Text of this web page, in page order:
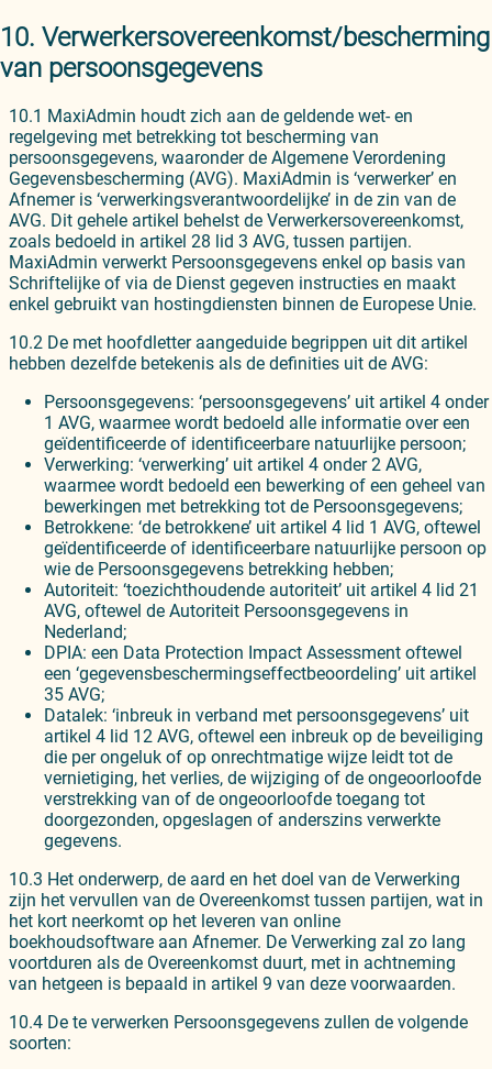
10. Verwerkersovereenkomst/bescherming
van persoonsgegevens
10.1 MaxiAdmin houdt zich aan de geldende wet- en
regelgeving met betrekking tot bescherming van
persoonsgegevens, waaronder de Algemene Verordening
Gegevensbescherming (AVG). MaxiAdmin is ‘verwerker’ en
Afnemer is ‘verwerkingsverantwoordelijke’ in de zin van de
AVG. Dit gehele artikel behelst de Verwerkersovereenkomst,
zoals bedoeld in artikel 28 lid 3 AVG, tussen partijen.
MaxiAdmin verwerkt Persoonsgegevens enkel op basis van
Schriftelijke of via de Dienst gegeven instructies en maakt
enkel gebruikt van hostingdiensten binnen de Europese Unie.
10.2 De met hoofdletter aangeduide begrippen uit dit artikel
hebben dezelfde betekenis als de definities uit de AVG:
Persoonsgegevens: ‘persoonsgegevens’ uit artikel 4 onder
1 AVG, waarmee wordt bedoeld alle informatie over een
geïdentificeerde of identificeerbare natuurlijke persoon;
Verwerking: ‘verwerking’ uit artikel 4 onder 2 AVG,
waarmee wordt bedoeld een bewerking of een geheel van
bewerkingen met betrekking tot de Persoonsgegevens;
Betrokkene: ‘de betrokkene’ uit artikel 4 lid 1 AVG, oftewel
geïdentificeerde of identificeerbare natuurlijke persoon op
wie de Persoonsgegevens betrekking hebben;
Autoriteit: ‘toezichthoudende autoriteit’ uit artikel 4 lid 21
AVG, oftewel de Autoriteit Persoonsgegevens in
Nederland;
DPIA: een Data Protection Impact Assessment oftewel
een ‘gegevensbeschermingseffectbeoordeling’ uit artikel
35 AVG;
Datalek: ‘inbreuk in verband met persoonsgegevens’ uit
artikel 4 lid 12 AVG, oftewel een inbreuk op de beveiliging
die per ongeluk of op onrechtmatige wijze leidt tot de
vernietiging, het verlies, de wijziging of de ongeoorloofde
verstrekking van of de ongeoorloofde toegang tot
doorgezonden, opgeslagen of anderszins verwerkte
gegevens.
10.3 Het onderwerp, de aard en het doel van de Verwerking
zijn het vervullen van de Overeenkomst tussen partijen, wat in
het kort neerkomt op het leveren van online
boekhoudsoftware aan Afnemer. De Verwerking zal zo lang
voortduren als de Overeenkomst duurt, met in achtneming
van hetgeen is bepaald in artikel 9 van deze voorwaarden.
10.4 De te verwerken Persoonsgegevens zullen de volgende
soorten: